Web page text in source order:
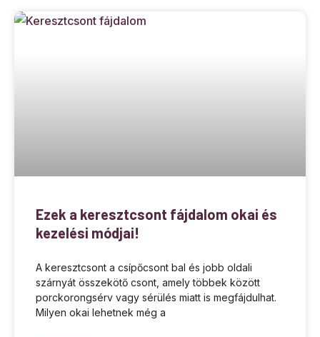
Ezek a keresztcsont fájdalom okai és
kezelési módjai!
A keresztcsont a csípőcsont bal és jobb oldali
szárnyát összekötő csont, amely többek között
porckorongsérv vagy sérülés miatt is megfájdulhat.
Milyen okai lehetnek még a